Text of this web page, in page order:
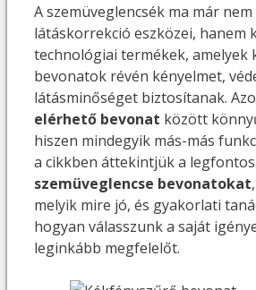
A szemüveglencsék ma már nem
látáskorrekció eszközei, hanem
technológiai termékek, amelyek
bevonatok révén kényelmet,
látásminőséget biztosítanak.
elérhető bevonat között
hiszen mindegyik más-más
a cikkben áttekintjük a
szemüveglencse bevonatokat
melyik mire jó, és gyakorlati
hogyan válasszunk a saját
leginkább megfelelőt.